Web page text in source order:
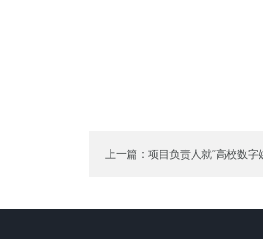
上一篇：项目负责人就“高校数